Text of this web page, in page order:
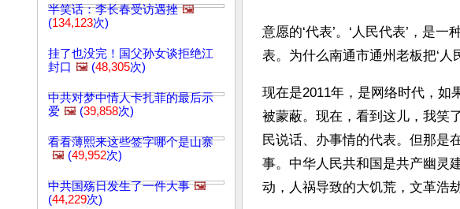
半笑话：李长春受访遇挫 🖼️
(134,123次)
挂了也没完！国父孙女谈拒绝江
封口 🖼️ (48,305次)
中共对梦中情人卡扎菲的最后示
爱 🖼️ (39,858次)
看看薄熙来这些签字哪个是山寨
🖼️ (49,952次)
中共国殇日发生了一件大事 🖼️
(44,229次)
意愿的‘代表’。‘人民代表’，是
表。为什么南通市通州老板把‘人
现在是2011年，是网络时代，如
被蒙蔽。现在，看到这儿，我笑
民说话、办事情的代表。但那是
事。中华人民共和国是共产幽灵
动，人祸导致的大饥荒，文革浩